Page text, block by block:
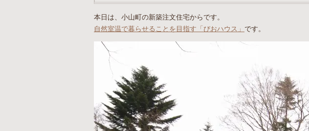
本日は、小山町の新築注文住宅からです。
自然室温で暮らせることを目指す「びおハウス」 です。